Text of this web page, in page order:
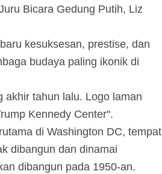
Bicara Gedung Putih, Liz
kesuksesan, prestise, dan
budaya paling ikonik di
akhir tahun lalu. Logo laman
Kennedy Center".
di Washington DC, tempat
dibangun dan dinamai
dibangun pada 1950-an.